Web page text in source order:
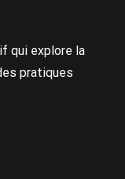
qui explore la
pratiques